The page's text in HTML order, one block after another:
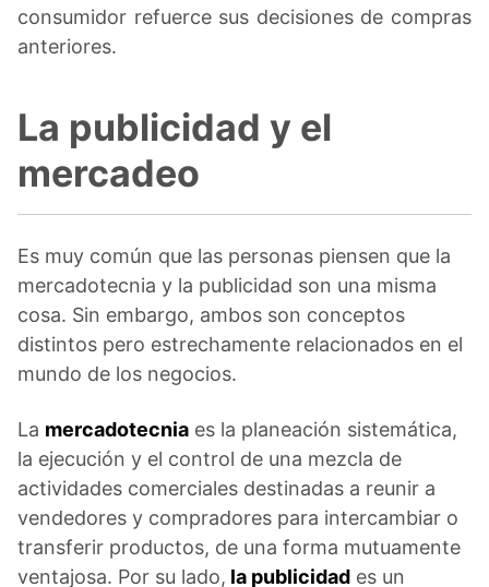
consumidor refuerce sus decisiones de compras
anteriores.
La publicidad y el
mercadeo
Es muy común que las personas piensen que la
mercadotecnia y la publicidad son una misma
cosa. Sin embargo, ambos son conceptos
distintos pero estrechamente relacionados en el
mundo de los negocios.
La mercadotecnia es la planeación sistemática,
la ejecución y el control de una mezcla de
actividades comerciales destinadas a reunir a
vendedores y compradores para intercambiar o
transferir productos, de una forma mutuamente
ventajosa. Por su lado, la publicidad es un